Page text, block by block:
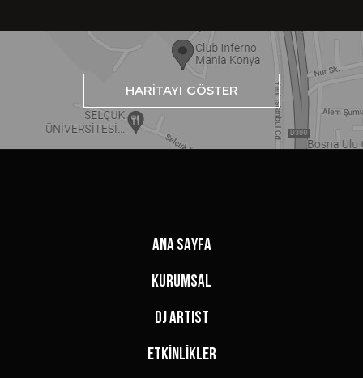
HARİTAYI GÖSTER
ANA SAYFA
KURUMSAL
DJ ARTIST
ETKİNLİKLER